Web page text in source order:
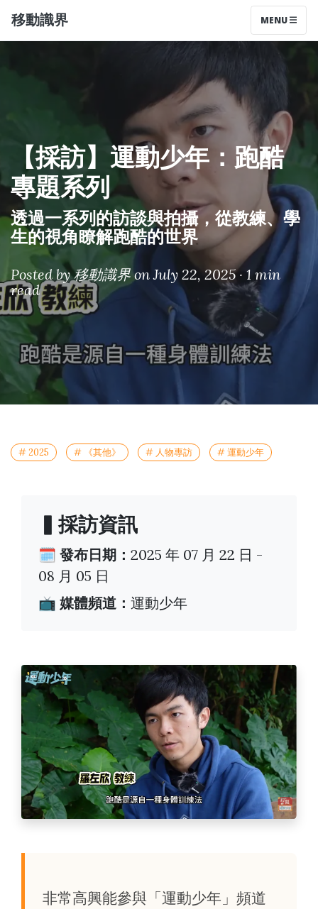
移動識界 MENU
【採訪】運動少年：跑酷
專題系列
透過一系列的訪談與拍攝，從教練、學
生的視角瞭解跑酷的世界
Posted by移動識界on July 22, 2025 · 1 min
read
# 2025 # 《其他》 # 人物專訪 # 運動少年
▍採訪資訊
🗓️ 發布日期： 2025 年 07 月 22 日 -
08 月 05 日
📺 媒體頻道： 運動少年
非常高興能參與「運動少年」頻道